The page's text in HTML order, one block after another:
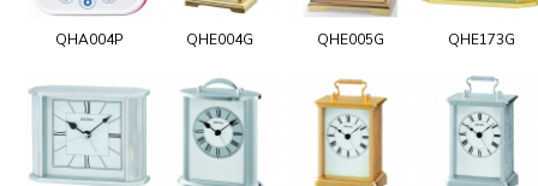
QHA004P QHE004G QHE005G QHE173G